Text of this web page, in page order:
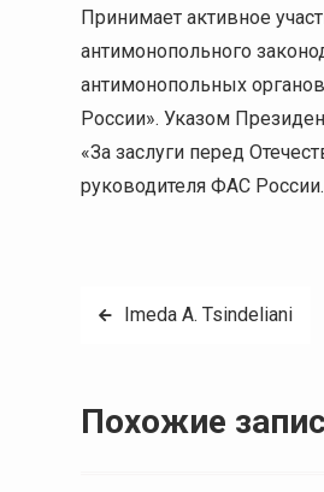
Принимает активное
антимонопольного
антимонопольных
России». Указом
«За заслуги перед
руководителя ФАС России.
Навигация
записям
Imeda A. Tsindeliani
Похожие